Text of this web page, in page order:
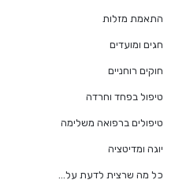
התאמת מזלות
חגים ומועדים
חוקים רוחניים
טיפול בפחד וחרדה
טיפולים ברפואה משלימה
יוגה ומדיטציה
כל מה שרצית לדעת על…